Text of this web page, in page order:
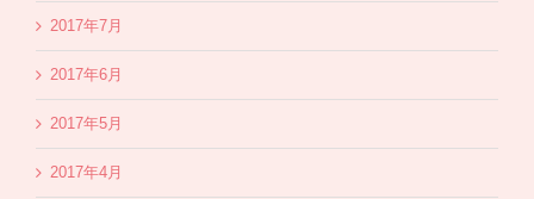
2017年7月
2017年6月
2017年5月
2017年4月